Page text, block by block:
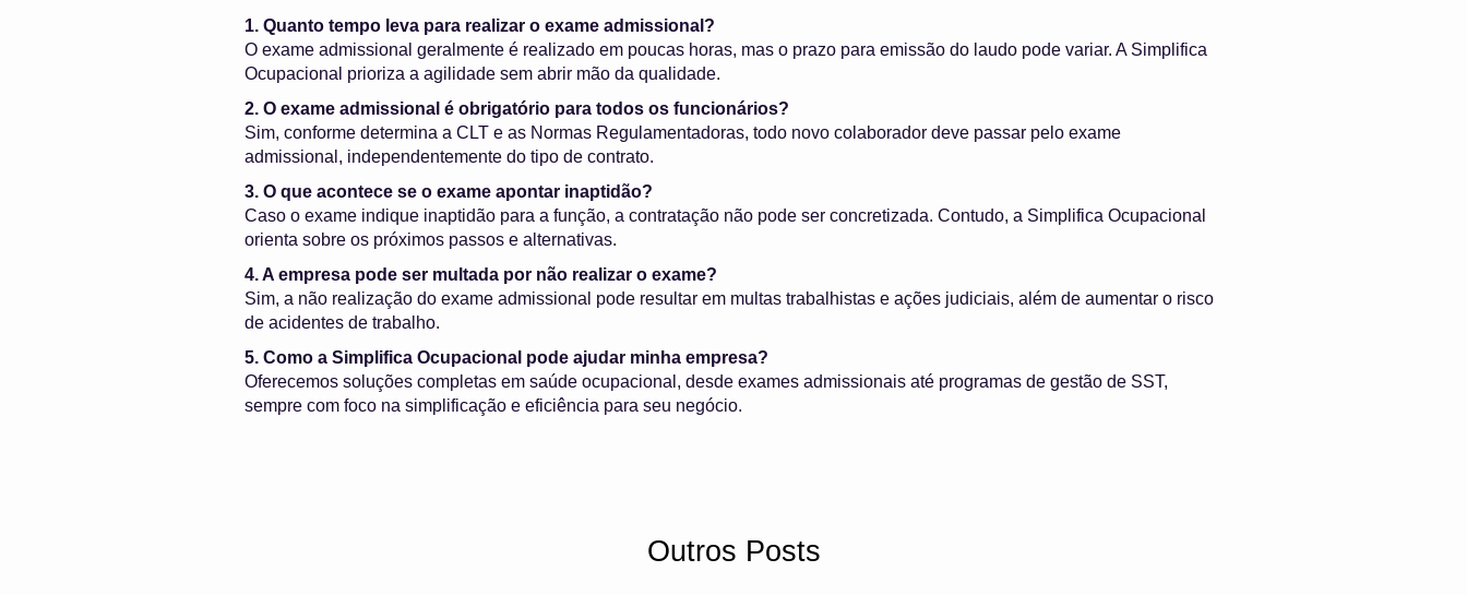
1. Quanto tempo leva para realizar o exame admissional?
O exame admissional geralmente é realizado em poucas horas, mas o prazo para emissão do laudo pode variar. A Simplifica
Ocupacional prioriza a agilidade sem abrir mão da qualidade.
2. O exame admissional é obrigatório para todos os funcionários?
Sim, conforme determina a CLT e as Normas Regulamentadoras, todo novo colaborador deve passar pelo exame
admissional, independentemente do tipo de contrato.
3. O que acontece se o exame apontar inaptidão?
Caso o exame indique inaptidão para a função, a contratação não pode ser concretizada. Contudo, a Simplifica Ocupacional
orienta sobre os próximos passos e alternativas.
4. A empresa pode ser multada por não realizar o exame?
Sim, a não realização do exame admissional pode resultar em multas trabalhistas e ações judiciais, além de aumentar o risco
de acidentes de trabalho.
5. Como a Simplifica Ocupacional pode ajudar minha empresa?
Oferecemos soluções completas em saúde ocupacional, desde exames admissionais até programas de gestão de SST,
sempre com foco na simplificação e eficiência para seu negócio.
Outros Posts